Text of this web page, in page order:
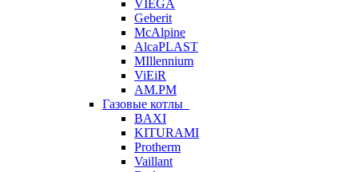
VIEGA
Geberit
McAlpine
AlcaPLAST
MIllennium
ViEiR
AM.PM
Газовые котлы
BAXI
KITURAMI
Protherm
Vaillant